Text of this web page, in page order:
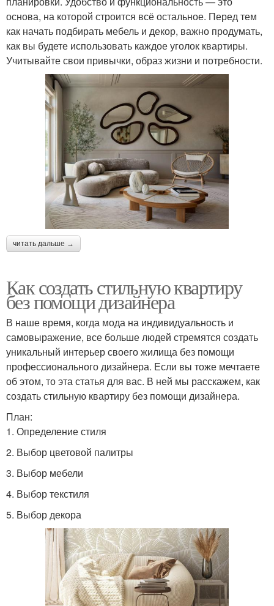
основа, на которой строится всё остальное. Перед тем
как начать подбирать мебель и декор, важно продумать,
как вы будете использовать каждое уголок квартиры.
Учитывайте свои привычки, образ жизни и потребности.
читать дальше →
Как создать стильную квартиру
без помощи дизайнера
В наше время, когда мода на индивидуальность и
самовыражение, все больше людей стремятся создать
уникальный интерьер своего жилища без помощи
профессионального дизайнера. Если вы тоже мечтаете
об этом, то эта статья для вас. В ней мы расскажем, как
создать стильную квартиру без помощи дизайнера.
План:
1. Определение стиля
2. Выбор цветовой палитры
3. Выбор мебели
4. Выбор текстиля
5. Выбор декора